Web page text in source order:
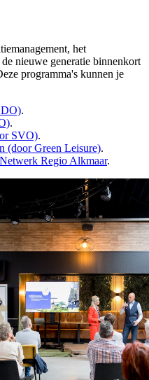
het
nieuwe generatie binnenkort
programma's kunnen je
.
.
SVO).
(door Green Leisure).
Regio Alkmaar.